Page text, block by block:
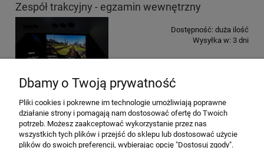
Zespół trakcyjny - egzamin wewnętrzny
Dostępność: duża ilość
Wysyłka w: 3 dni
do koszyka
Dbamy o Twoją prywatność
Pliki cookies i pokrewne im technologie umożliwiają poprawne
działanie strony i pomagają nam dostosować ofertę do Twoich
potrzeb. Możesz zaakceptować wykorzystanie przez nas
wszystkich tych plików i przejść do sklepu lub dostosować użycie
plików do swoich preferencji, wybierając opcję "Dostosuj zgody".